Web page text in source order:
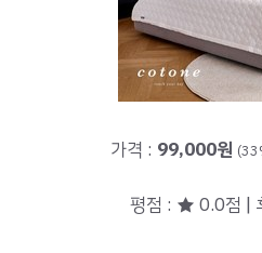
가격 : 99,000원
평점 : ★ 0.0점 |